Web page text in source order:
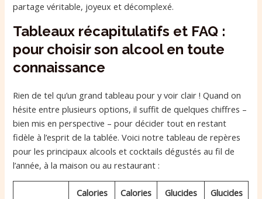
partage véritable, joyeux et décomplexé.
Tableaux récapitulatifs et FAQ :
pour choisir son alcool en toute
connaissance
Rien de tel qu’un grand tableau pour y voir clair ! Quand on
hésite entre plusieurs options, il suffit de quelques chiffres –
bien mis en perspective – pour décider tout en restant
fidèle à l’esprit de la tablée. Voici notre tableau de repères
pour les principaux alcools et cocktails dégustés au fil de
l’année, à la maison ou au restaurant :
Calories
Calories
Glucides
Glucides